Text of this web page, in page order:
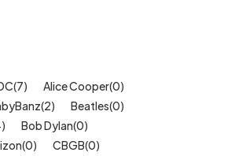
(7) Alice Cooper(0)
(2) Beatles(0)
Bob Dylan(0)
(0) CBGB(0)